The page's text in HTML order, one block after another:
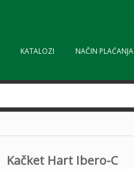
KATALOZI NAČIN PLAĆANJA
Kačket Hart Ibero-C